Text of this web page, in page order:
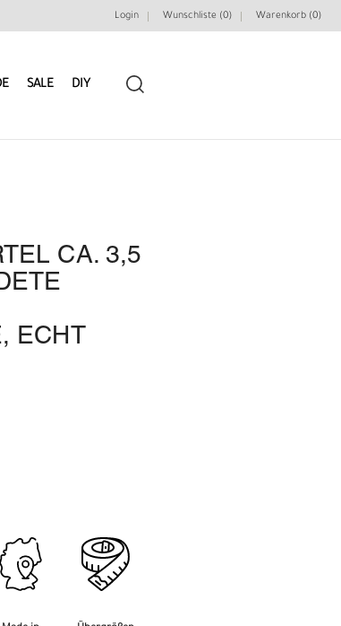
Login Wunschliste (0) Warenkorb (0)
SALE DIY
CA. 3,5
ECHT